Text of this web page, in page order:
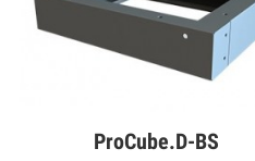
Дэлгэрэнгүй
ProCube.D-BS